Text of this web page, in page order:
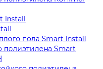
Install
пола Smart Install
полиэтилена Smart